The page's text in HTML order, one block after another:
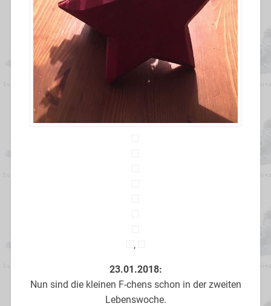
‚
23.01.2018:
Nun sind die kleinen F-chens schon in der zweiten
Lebenswoche.